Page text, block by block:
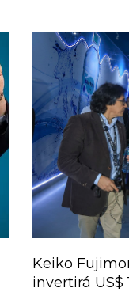
Keiko
invertirá US$